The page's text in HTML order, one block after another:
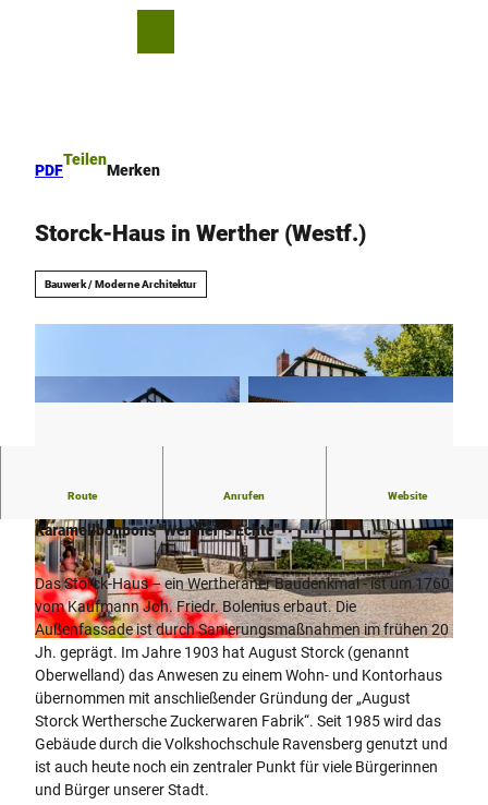
PDF
Teilen
Merken
Storck-Haus in Werther (Westf.)
Bauwerk / Moderne Architektur
© pro Wirtschaft GT/Mario Wallenfang Fotografie |CC-BY-SA
© Stadt Werther (Westf.) | CC-BY-SA © Stadt Werther
Route Anrufen Website
Karamellbonbons "Werther´s Echte"
Das Storck-Haus – ein Wertheraner Baudenkmal - ist um 1760
vom Kaufmann Joh. Friedr. Bolenius erbaut. Die
Außenfassade ist durch Sanierungsmaßnahmen im frühen 20
Jh. geprägt. Im Jahre 1903 hat August Storck (genannt
Oberwelland) das Anwesen zu einem Wohn- und Kontorhaus
übernommen mit anschließender Gründung der „August
Storck Werthersche Zuckerwaren Fabrik“. Seit 1985 wird das
Gebäude durch die Volkshochschule Ravensberg genutzt und
ist auch heute noch ein zentraler Punkt für viele Bürgerinnen
und Bürger unserer Stadt.